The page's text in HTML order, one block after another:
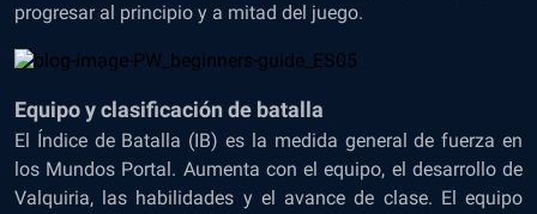
progresar al principio y a mitad del juego.
Equipo y clasificación de batalla
El Índice de Batalla (IB) es la medida general de fuerza en
los Mundos Portal. Aumenta con el equipo, el desarrollo de
Valquiria, las habilidades y el avance de clase. El equipo